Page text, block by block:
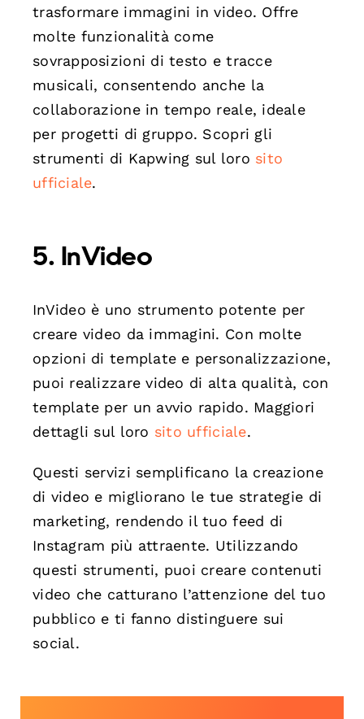
trasformare immagini in video. Offre
molte funzionalità come
sovrapposizioni di testo e tracce
musicali, consentendo anche la
collaborazione in tempo reale, ideale
per progetti di gruppo. Scopri gli
strumenti di Kapwing sul loro sito
ufficiale.
5. InVideo
InVideo è uno strumento potente per
creare video da immagini. Con molte
opzioni di template e personalizzazione,
puoi realizzare video di alta qualità, con
template per un avvio rapido. Maggiori
dettagli sul loro sito ufficiale.
Questi servizi semplificano la creazione
di video e migliorano le tue strategie di
marketing, rendendo il tuo feed di
Instagram più attraente. Utilizzando
questi strumenti, puoi creare contenuti
video che catturano l’attenzione del tuo
pubblico e ti fanno distinguere sui
social.